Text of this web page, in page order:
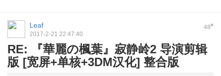
48#
Leaf
2017-2-21 22:47:40
RE: 『華麗の楓葉』寂静岭2 导演剪辑
版 [宽屏+单核+3DM汉化] 整合版